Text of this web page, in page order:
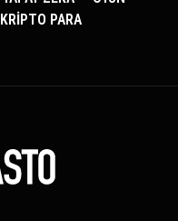
KRİPTO PARA